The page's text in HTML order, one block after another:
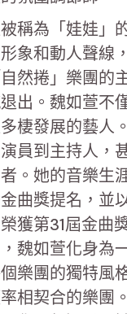
稱為「娃娃」
象和動人聲線
然捲」樂團的
出。魏如萱不
棲發展的藝人
員到主持人，
。她的音樂生
曲獎提名，並
獲第31屆金曲
魏如萱化身為
樂團的獨特風
相契合的樂團